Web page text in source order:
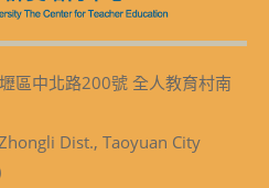
區中北路200號 全人教育村南
Dist., Taoyuan City